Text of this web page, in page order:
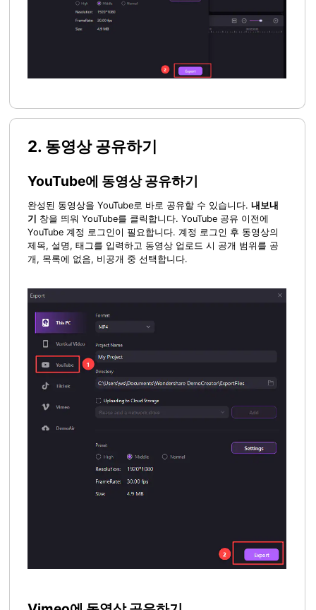
2. 동영상 공유하기
YouTube에 동영상 공유하기
완성된 동영상을 YouTube로 바로 공유할 수 있습니다.내보내
기
창을 띄워 YouTube를 클릭합니다. YouTube 공유 이전에
YouTube 계정 로그인이 필요합니다. 계정 로그인 후 동영상의
제목, 설명, 태그를 입력하고 동영상 업로드 시 공개 범위를 공
개, 목록에 없음, 비공개 중 선택합니다.